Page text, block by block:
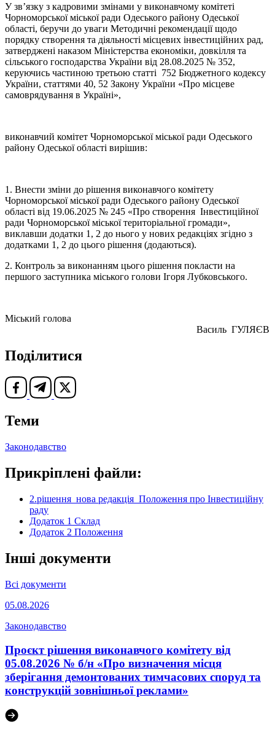
У зв’язку з кадровими змінами у виконавчому комітеті
Чорноморської міської ради Одеського району Одеської
області, беручи до уваги Методичні рекомендації щодо
порядку створення та діяльності місцевих інвестиційних рад,
затверджені наказом Міністерства економіки, довкілля та
сільського господарства України від 28.08.2025 № 352,
керуючись частиною третьою статті 752 Бюджетного кодексу
України, статтями 40, 52 Закону України «Про місцеве
самоврядування в Україні»,
виконавчий комітет Чорноморської міської ради Одеського
району Одеської області вирішив:
1. Внести зміни до рішення виконавчого комітету
Чорноморської міської ради Одеського району Одеської
області від 19.06.2025 № 245 «Про створення Інвестиційної
ради Чорноморської міської територіальної громади»,
виклавши додатки 1, 2 до нього у нових редакціях згідно з
додатками 1, 2 до цього рішення (додаються).
2. Контроль за виконанням цього рішення покласти на
першого заступника міського голови Ігоря Лубковського.
Міський голова
Василь ГУЛЯЄВ
Поділитися
Теми
Законодавство
Прикріплені файли:
2.рішення_нова редакція_Положення про Інвестиційну
раду
Додаток 1 Склад
Додаток 2 Положення
Інші документи
Всі документи
05.08.2026
Законодавство
Проєкт рішення виконавчого комітету від
05.08.2026 № б/н «Про визначення місця
зберігання демонтованих тимчасових споруд та
конструкцій зовнішньої реклами»